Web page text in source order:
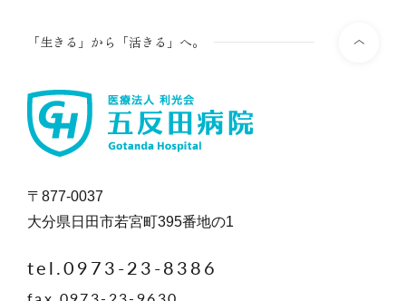
「生きる」から「活きる」へ。
〒877-0037
大分県日田市若宮町395番地の1
tel.0973-23-8386